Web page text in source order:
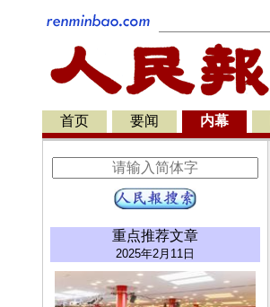
首页 要闻 内幕
重点推荐文章
2025年2月11日